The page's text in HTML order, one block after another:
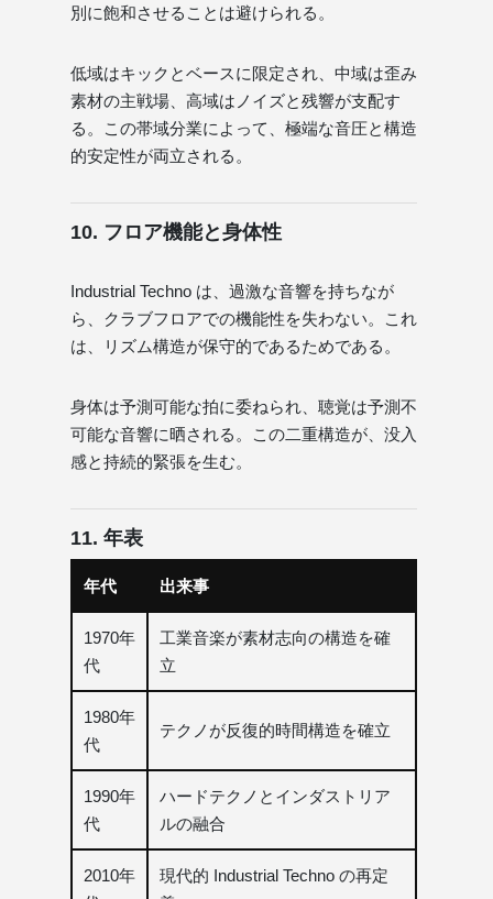
別に飽和させることは避けられる。
低域はキックとベースに限定され、中域は歪み
素材の主戦場、高域はノイズと残響が支配す
る。この帯域分業によって、極端な音圧と構造
的安定性が両立される。
10. フロア機能と身体性
Industrial Techno は、過激な音響を持ちなが
ら、クラブフロアでの機能性を失わない。これ
は、リズム構造が保守的であるためである。
身体は予測可能な拍に委ねられ、聴覚は予測不
可能な音響に晒される。この二重構造が、没入
感と持続的緊張を生む。
11. 年表
年代 出来事
1970年
代
工業音楽が素材志向の構造を確
立
1980年
代
テクノが反復的時間構造を確立
1990年
代
ハードテクノとインダストリア
ルの融合
2010年
現代的 Industrial Techno の再定